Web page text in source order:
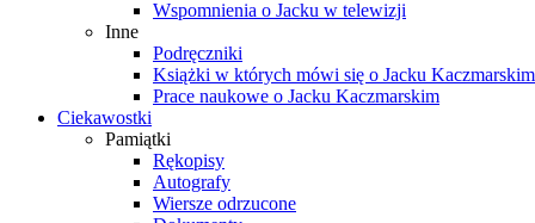
Wspomnienia o Jacku w telewizji
Inne
Podręczniki
Książki w których mówi się o Jacku Kaczmarskim
Prace naukowe o Jacku Kaczmarskim
Ciekawostki
Pamiątki
Rękopisy
Autografy
Wiersze odrzucone